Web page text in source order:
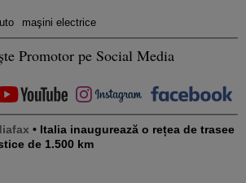
maşini electrice
Promotor pe Social Media
• Italia inaugurează o rețea de trasee
de 1.500 km